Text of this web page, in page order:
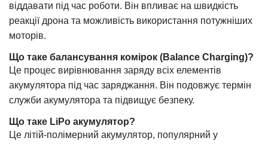
віддавати під час роботи. Він впливає на швидкість
реакції дрона та можливість використання потужніших
моторів.
Що таке балансування комірок (Balance Charging)?
Це процес вирівнювання заряду всіх елементів
акумулятора під час заряджання. Він подовжує термін
служби акумулятора та підвищує безпеку.
Що таке LiPo акумулятор?
Це літій-полімерний акумулятор, популярний у